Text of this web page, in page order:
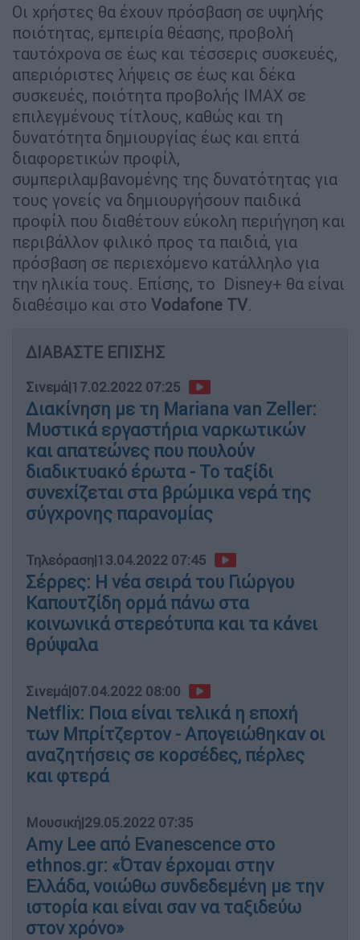
Οι χρήστες θα έχουν πρόσβαση σε υψηλής
ποιότητας, εμπειρία θέασης, προβολή
ταυτόχρονα σε έως και τέσσερις συσκευές,
απεριόριστες λήψεις σε έως και δέκα
συσκευές, ποιότητα προβολής IMAX σε
επιλεγμένους τίτλους, καθώς και τη
δυνατότητα δημιουργίας έως και επτά
διαφορετικών προφίλ,
συμπεριλαμβανομένης της δυνατότητας για
τους γονείς να δημιουργήσουν παιδικά
προφίλ που διαθέτουν εύκολη περιήγηση και
περιβάλλον φιλικό προς τα παιδιά, για
πρόσβαση σε περιεχόμενο κατάλληλο για
την ηλικία τους. Επίσης, το Disney+ θα είναι
διαθέσιμο και στο Vodafone TV.
ΔΙΑΒΑΣΤΕ ΕΠΙΣΗΣ
Σινεμά|17.02.2022 07:25
Διακίνηση με τη Mariana van Zeller:
Μυστικά εργαστήρια ναρκωτικών
και απατεώνες που πουλούν
διαδικτυακό έρωτα - Το ταξίδι
συνεχίζεται στα βρώμικα νερά της
σύγχρονης παρανομίας
Τηλεόραση|13.04.2022 07:45
Σέρρες: Η νέα σειρά του Γιώργου
Καπουτζίδη ορμά πάνω στα
κοινωνικά στερεότυπα και τα κάνει
θρύψαλα
Σινεμά|07.04.2022 08:00
Netflix: Ποια είναι τελικά η εποχή
των Μπρίτζερτον - Απογειώθηκαν οι
αναζητήσεις σε κορσέδες, πέρλες
και φτερά
Μουσική|29.05.2022 07:35
Amy Lee από Evanescence στο
ethnos.gr: «Όταν έρχομαι στην
Ελλάδα, νοιώθω συνδεδεμένη με την
ιστορία και είναι σαν να ταξιδεύω
στον χρόνο»